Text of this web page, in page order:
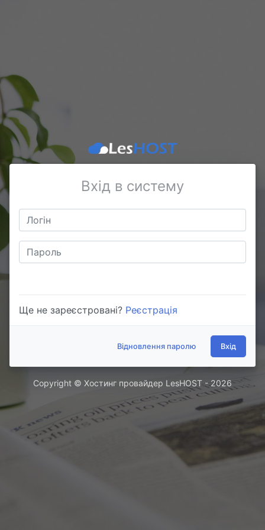
Вхід в систему
Ще не зареєстровані? Реєстрація
Відновлення паролю Вхід
Copyright © Хостинг провайдер LesHOST - 2026